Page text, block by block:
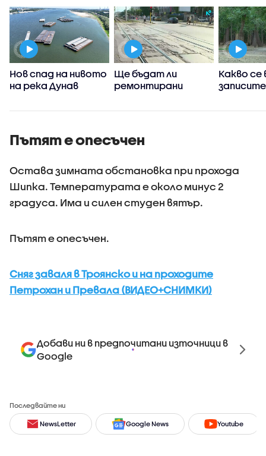
Нов спад на нивото
на река Дунав
Ще бъдат ли
ремонтирани
район „Люлин” след
Какво се
на
Пътят е опесъчен
Остава зимната обстановка при прохода
Шипка. Температурата е около минус 2
градуса. Има и силен студен вятър.
Пътят е опесъчен.
Сняг заваля в Троянско и на проходите
Петрохан и Превала (ВИДЕО+СНИМКИ)
Добави ни в предпочитани източници в
Google
Последвайте ни
NewsLetter Google News Youtube